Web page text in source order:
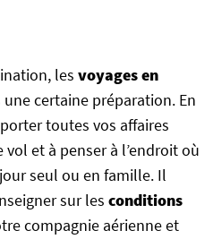
les voyages en
certaine préparation. En
toutes vos affaires
et à penser à l’endroit où
seul ou en famille. Il
sur les conditions
compagnie aérienne et